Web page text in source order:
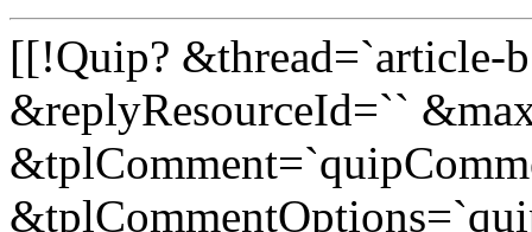
[[!Quip? &thread=`article-
&replyResourceId=``